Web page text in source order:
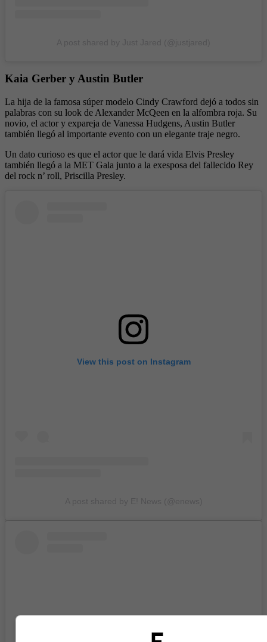
Kaia Gerber y Austin Butler
La hija de la famosa súper modelo Cindy Crawford dejó a todos sin
palabras con su look de Alexander McQeen en la alfombra roja. Su
novio, el actor y expareja de Vanessa Hudgens, Austin Butler
también llegó al importante evento con un elegante traje negro.
Un dato curioso es que el actor que le dará vida Elvis Presley
también llegó a la MET Gala junto a la exesposa del fallecido Rey
del rock n’ roll, Priscilla Presley.
View this post on Instagram